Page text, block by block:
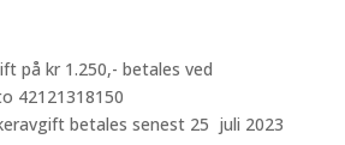
på kr 1.250,- betales ved
42121318150
betales senest 25 juli 2023